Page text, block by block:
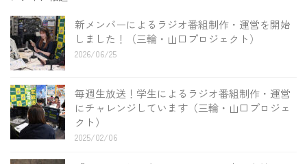
新メンバーによるラジオ番組制作・運営を開始
しました！（三輪・山口プロジェクト）
2026/06/25
毎週生放送！学生によるラジオ番組制作・運営
にチャレンジしています（三輪・山口プロジェ
クト）
2025/02/06